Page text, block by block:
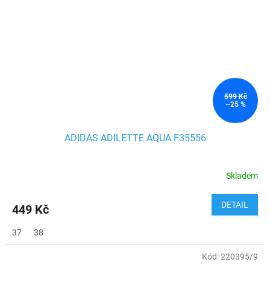
599 Kč
–25 %
ADIDAS ADILETTE AQUA F35556
Skladem
449 Kč DETAIL
37 38
Kód:220395/9